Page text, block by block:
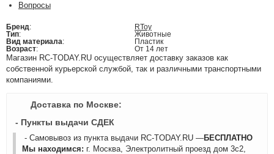
Вопросы
Бренд:
RToy
Тип:
Животные
Вид материала:
Пластик
Возраст: От 14 лет
Магазин RC-TODAY.RU осуществляет доставку заказов как
собственной курьерской службой, так и различными транспортными
компаниями.
Доставка по Москве:
- Пункты выдачи СДЕК
- Самовывоз из пункта выдачи RC-TODAY.RU —БЕСПЛАТНО
Мы находимся: г. Москва, Электролитный проезд дом 3с2,